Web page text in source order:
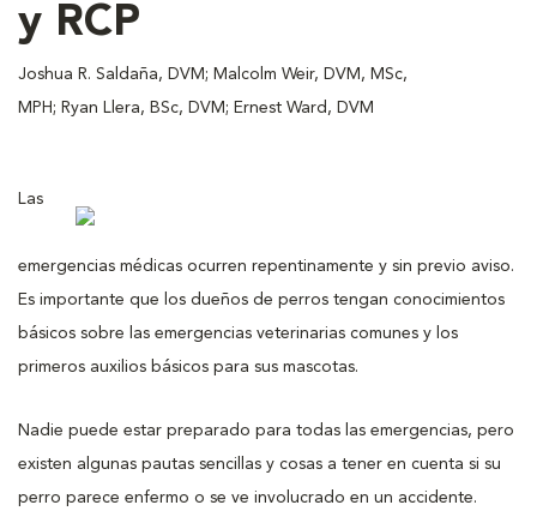
y RCP
Joshua R. Saldaña, DVM; Malcolm Weir, DVM, MSc,
MPH; Ryan Llera, BSc, DVM; Ernest Ward, DVM
Las
emergencias médicas ocurren repentinamente y sin previo aviso.
Es importante que los dueños de perros tengan conocimientos
básicos sobre las emergencias veterinarias comunes y los
primeros auxilios básicos para sus mascotas.
Nadie puede estar preparado para todas las emergencias, pero
existen algunas pautas sencillas y cosas a tener en cuenta si su
perro parece enfermo o se ve involucrado en un accidente.